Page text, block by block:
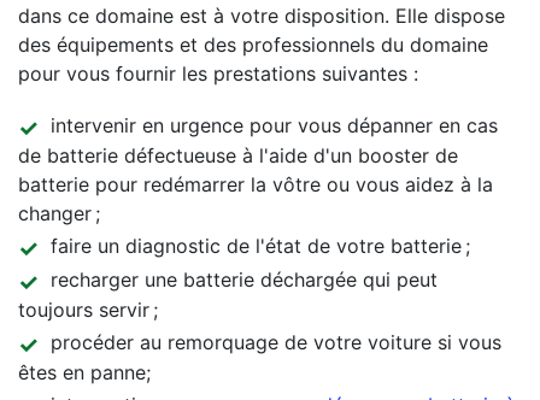
dans ce domaine est à votre disposition. Elle dispose
des équipements et des professionnels du domaine
pour vous fournir les prestations suivantes :
intervenir en urgence pour vous dépanner en cas
de batterie défectueuse à l'aide d'un booster de
batterie pour redémarrer la vôtre ou vous aidez à la
changer ;
faire un diagnostic de l'état de votre batterie ;
recharger une batterie déchargée qui peut
toujours servir ;
procéder au remorquage de votre voiture si vous
êtes en panne;